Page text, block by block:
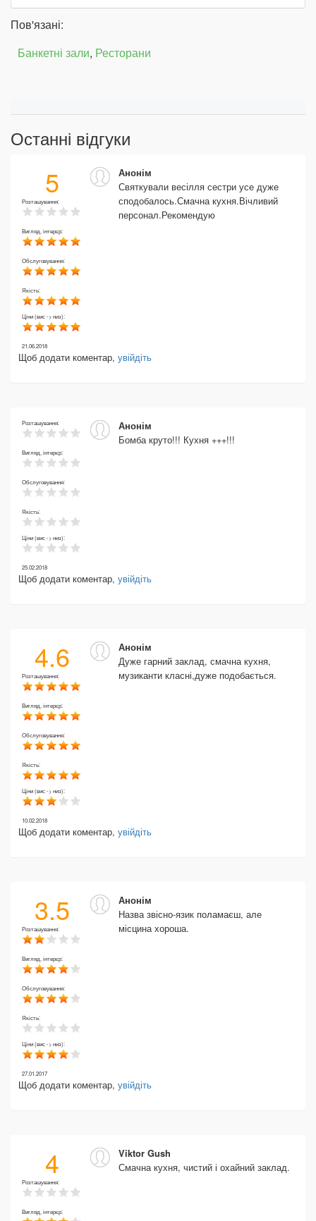
Пов'язані:
Банкетні зали, Ресторани
Останні відгуки
5
Розташування:
Вигляд, інтерєр:
Обслуговування:
Якість:
Ціни (вис -> низ):
Анонім
Святкували весілля сестри усе дуже
сподобалось.Смачна кухня.Вічливий
персонал.Рекомендую
21.06.2018
Щоб додати коментар, увійдіть
Розташування:
Вигляд, інтерєр:
Обслуговування:
Якість:
Ціни (вис -> низ):
Анонім
Бомба круто!!! Кухня +++!!!
25.02.2018
Щоб додати коментар, увійдіть
4.6
Розташування:
Вигляд, інтерєр:
Обслуговування:
Якість:
Ціни (вис -> низ):
Анонім
Дуже гарний заклад, смачна кухня,
музиканти класні,дуже подобається.
10.02.2018
Щоб додати коментар, увійдіть
3.5
Розташування:
Вигляд, інтерєр:
Обслуговування:
Якість:
Ціни (вис -> низ):
Анонім
Назва звісно-язик поламаєш, але
місцина хороша.
27.01.2017
Щоб додати коментар, увійдіть
4
Розташування:
Вигляд, інтерєр:
Viktor Gush
Смачна кухня, чистий і охайний заклад.